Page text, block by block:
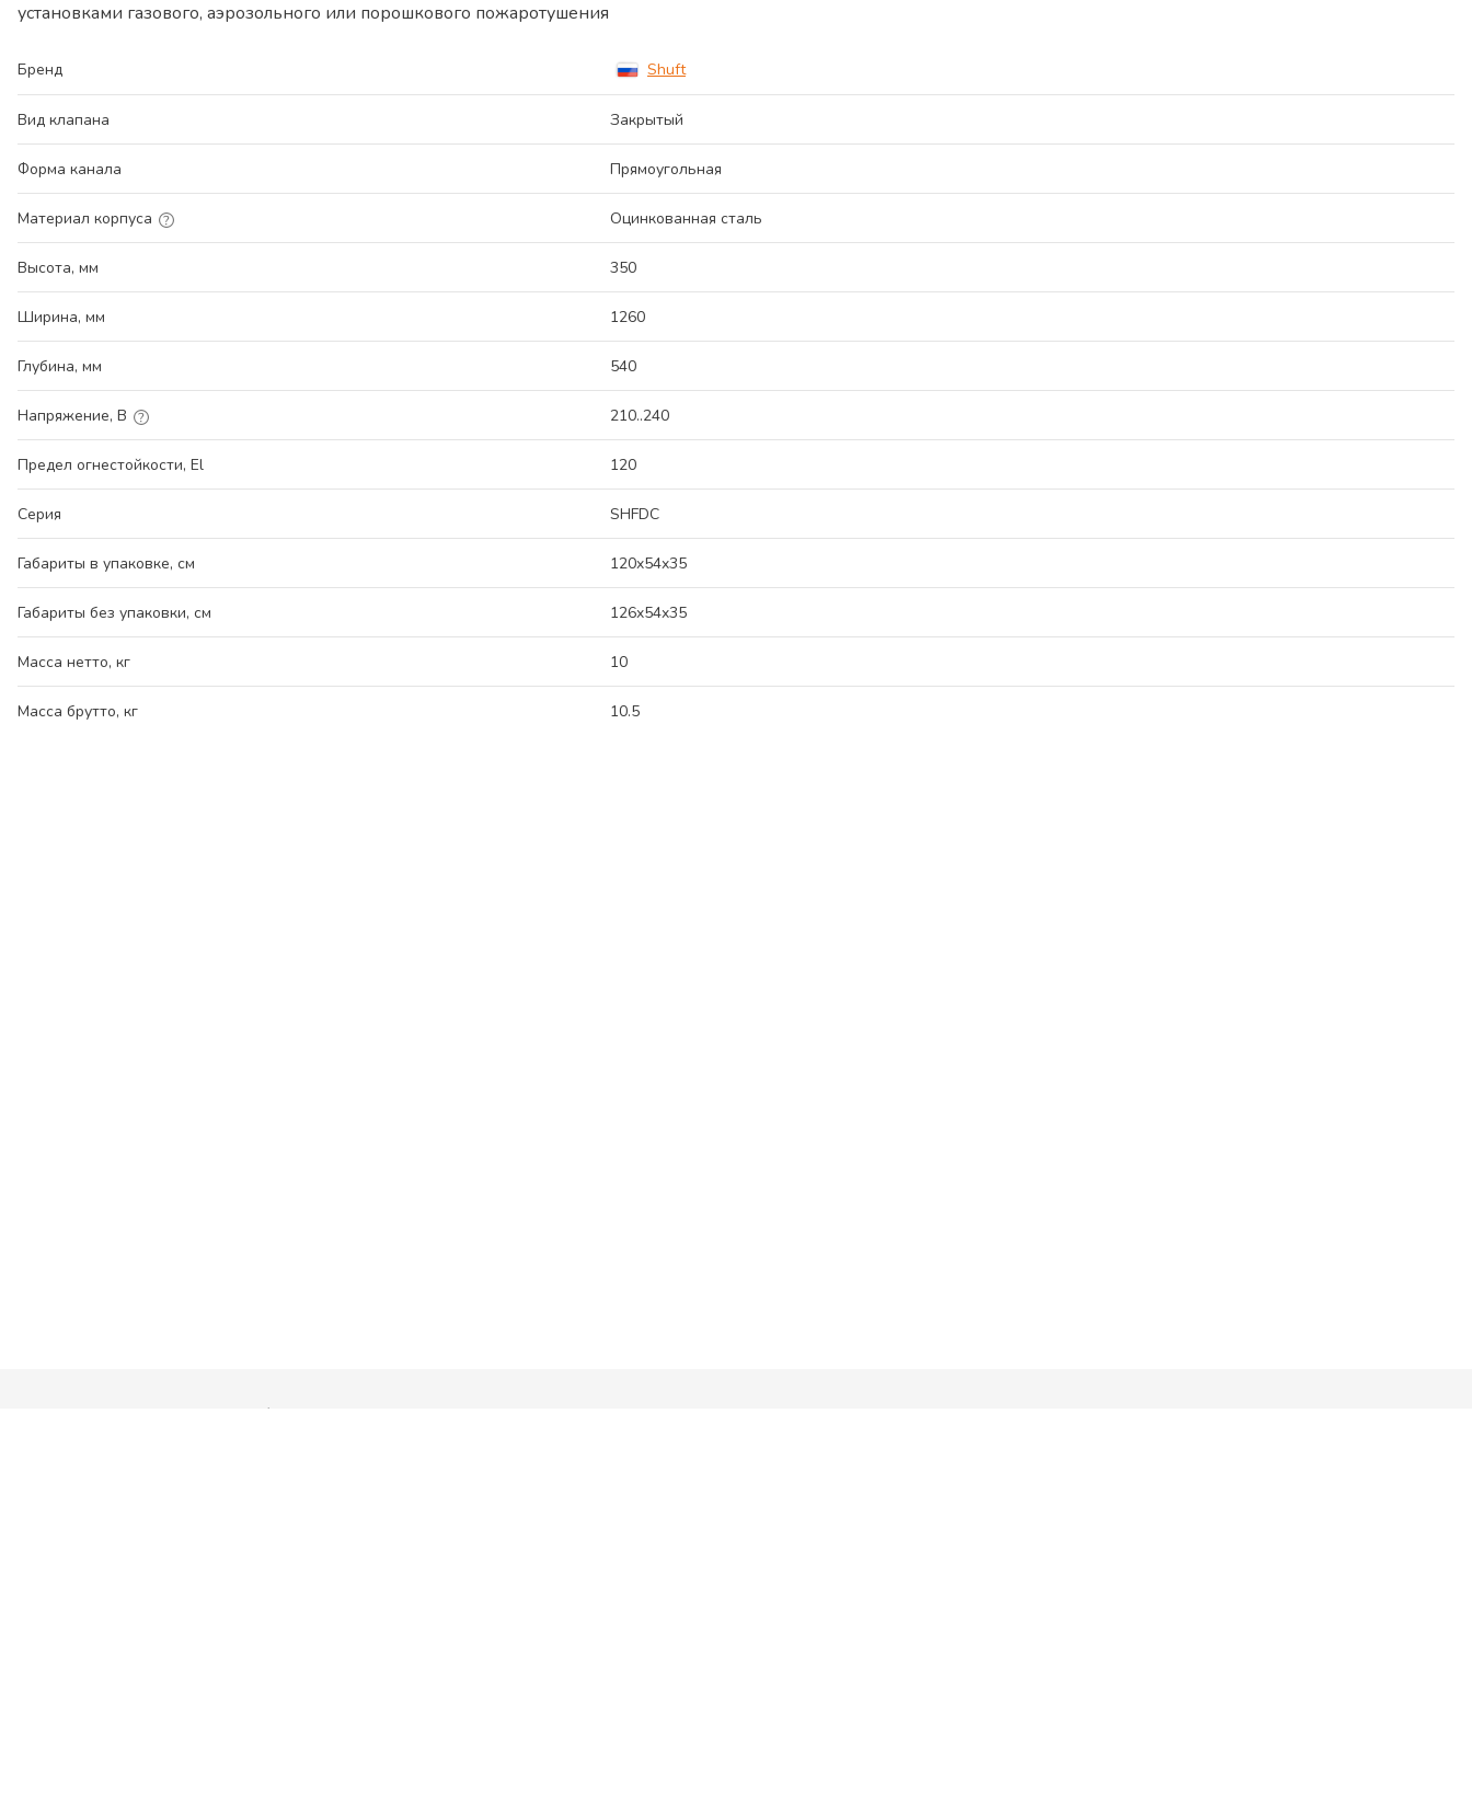
установками газового, аэрозольного или порошкового пожаротушения
Бренд Shuft
Вид клапана Закрытый
Форма канала Прямоугольная
Материал корпуса Оцинкованная сталь
Высота, мм 350
Ширина, мм 1260
Глубина, мм 540
Напряжение, В 210..240
Предел огнестойкости, El 120
Серия SHFDC
Габариты в упаковке, см 120x54x35
Габариты без упаковки, см 126x54x35
Масса нетто, кг 10
Масса брутто, кг 10.5
Компания